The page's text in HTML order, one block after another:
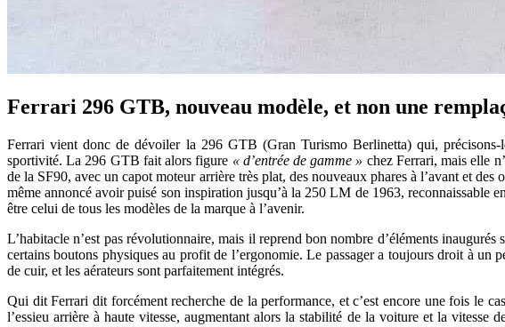
Ferrari 296 GTB, nouveau modèle, et non une
Ferrari vient donc de dévoiler la 296 GTB (Gran Turismo Berlinetta) qui,
sportivité. La 296 GTB fait alors figure « d’entrée de gamme » chez Ferrari, mais elle
de la SF90, avec un capot moteur arrière très plat, des nouveaux phares à l’avant et
même annoncé avoir puisé son inspiration jusqu’à la 250 LM de 1963, reconnaissable
être celui de tous les modèles de la marque à l’avenir.
L’habitacle n’est pas révolutionnaire, mais il reprend bon nombre d’éléments
certains boutons physiques au profit de l’ergonomie. Le passager a toujours droit à un
de cuir, et les aérateurs sont parfaitement intégrés.
Qui dit Ferrari dit forcément recherche de la performance, et c’est encore une fois le
l’essieu arrière à haute vitesse, augmentant alors la stabilité de la voiture et la vitesse